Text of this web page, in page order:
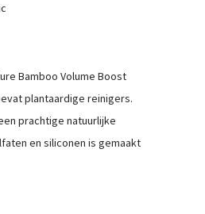
Bamboo Volume Boost
plantaardige reinigers.
prachtige natuurlijke
en siliconen is gemaakt